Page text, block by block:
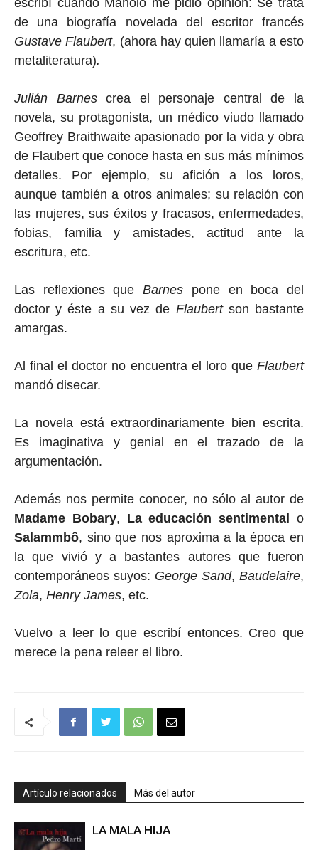
escribí cuando Manolo me pidió opinión: Se trata
de una biografía novelada del escritor francés
Gustave Flaubert, (ahora hay quien llamaría a esto
metaliteratura).
Julián Barnescrea el personaje central de la
novela, su protagonista, un médico viudo llamado
Geoffrey Braithwaite apasionado por la vida y obra
de Flaubert que conoce hasta en sus más mínimos
detalles. Por ejemplo, su afición a los loros,
aunque también a otros animales; su relación con
las mujeres, sus éxitos y fracasos, enfermedades,
fobias, familia y amistades, actitud ante la
escritura, etc.
Las reflexiones queBarnes pone en boca del
doctor y éste a su vez de Flaubertson bastante
amargas.
Al final el doctor no encuentra el loro que Flaubert
mandó disecar.
La novela está extraordinariamente bien escrita.
Es imaginativa y genial en el trazado de la
argumentación.
Además nos permite conocer, no sólo al autor de
Madame Bobary, La educación sentimental
o
Salammbô, sino que nos aproxima a la época en
la que vivió y a bastantes autores que fueron
contemporáneos suyos: George Sand, Baudelaire,
Zola, Henry James, etc.
Vuelvo a leer lo que escribí entonces. Creo que
merece la pena releer el libro.
Artículo relacionados Más del autor
LA MALA HIJA